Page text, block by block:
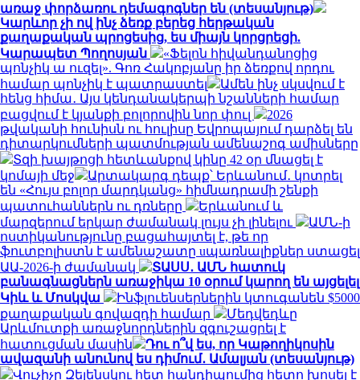
առաջ փորձառու դեմագոգներ են (տեսանյութ)
Կարևոր չի ով ինչ ձեռք բերեց հերթական
քաղաքական պրոցեսից, ես միայն կորցրեցի.
Կարապետ Պողոսյան
«Ֆելոն հիվանդանոցից
պոնչիկ ա ուզել». Գոռ Հակոբյանը իր ձեռքով որդու
համար պոնչիկ է պատրաստել
Ամեն ինչ սկսվում է
հենց հիմա․ Այս կենդանակերպի նշանների համար
բացվում է կյանքի բոլորովին նոր փուլ
2026
թվականի հունիսն ու հուլիսը Եվրոպայում դարձել են
դիտարկումների պատմության ամենաշոգ ամիսները
Տզի խայթոցի հետևանքով կինը 42 օր մնացել է
կոմայի մեջ
Արտակարգ դեպք՝ Երևանում․ կոտրել
են «Հույս բոլոր մարդկանց» հիմնադրամի շենքի
պատուհաններն ու դռները
Երևանում և
մարզերում երկար ժամանակ լույս չի լինելու
ԱՄՆ-ի
ոստիկանությունը բացահայտել է, թե որ
ֆուտբոլիստն է ամենաշատը uպառնալիքներ ստացել
ԱԱ-2026-ի ժամանակ
ՏԱՍՍ․ ԱՄՆ հատուկ
բանագնացներն առաջիկա 10 օրում կարող են այցելել
Կիև և Մոսկվա
Ինֆլուենսերներին կտուգանեն $5000
քաղաքական գովազդի համար
Մեդվեդևը
Արևմուտքի առաջնորդներին զգուշացրել է
հատուցման մասին
Դու ո՞վ ես, որ Կաթողիկոսին
ավազանի անունով ես դիմում․ Ամալյան (տեսանյութ)
Վուչիչը Զելենսկու հետ հանդիպումից հետո խոսել է